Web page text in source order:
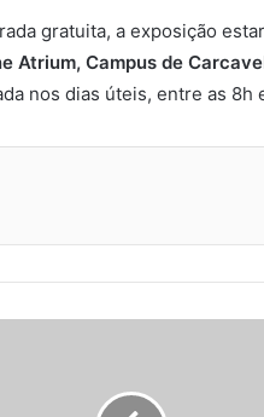
gratuita, a exposição
Atrium, Campus de
nos dias úteis, entre as 8h